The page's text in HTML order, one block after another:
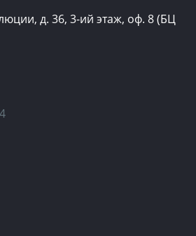
д. 36, 3-ий этаж, оф. 8 (БЦ